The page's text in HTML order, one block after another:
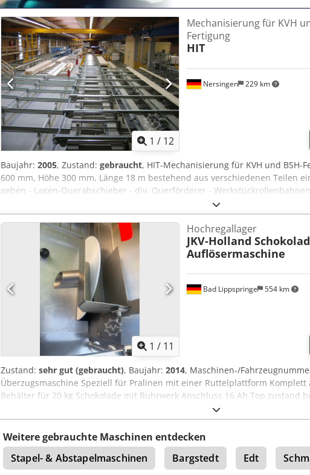
1 / 12
Nersingen 229 km
Mechanisierung für KVH
Fertigung
HIT
Baujahr: 2005, Zustand: gebraucht, HIT-Mechanisierung für KVH und
600 mm, Höhe 300 mm, Länge 18 m bestehend aus verschiedenen Teilen
geben - Lagen-Querabschieber - div. Querförderer -
Dkodpfx Ajpiurmjh Nor - 5 Hubtische mit je 2 Querförderer auf
Schaltschränke - Röllchenschienen - Mitfahrende Binder-Kappsäge mit
1 / 11
Bad Lippspringe 554 km
Hochregallager
JKV-Holland
Auflösermaschine
Zustand: sehr gut (gebraucht), Baujahr: 2014, Maschinen-/
Überzugsmaschine Speziell für Pralinen mit einer Ruttelplattform Komplett
Behälter für 20 kg Schokolade mit Ruhrwerk Anschluss 16 Ah Top zustand
Weitere gebrauchte Maschinen entdecken
Stapel- & Abstapelmaschinen
Bargstedt Edt